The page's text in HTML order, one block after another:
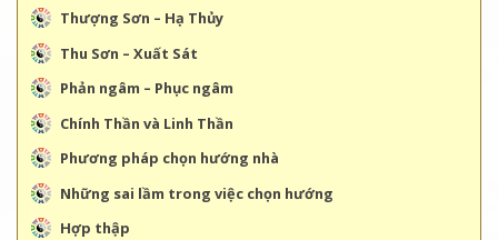
Thượng Sơn – Hạ Thủy
Thu Sơn – Xuất Sát
Phản ngâm – Phục ngâm
Chính Thần và Linh Thần
Phương pháp chọn hướng nhà
Những sai lầm trong việc chọn hướng
Hợp thập